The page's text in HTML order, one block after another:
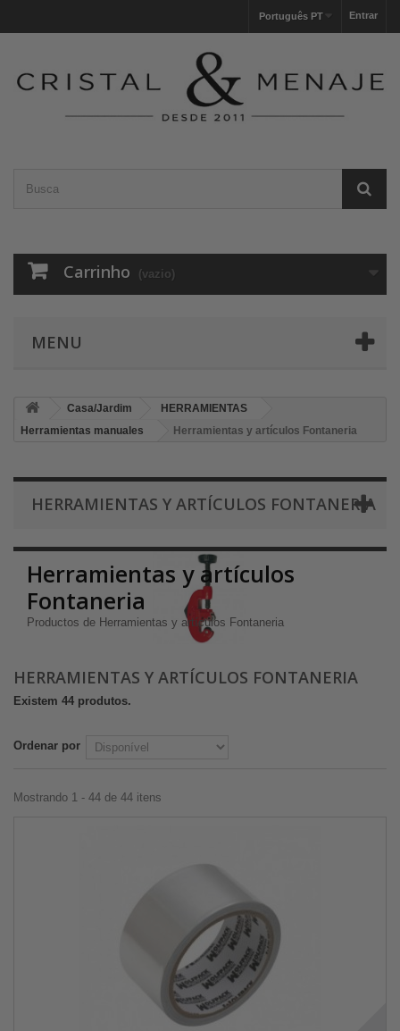
Entrar
Português PT
Carrinho (vazio)
MENU
Casa/Jardim
HERRAMIENTAS
Herramientas manuales
Herramientas y artículos Fontaneria
HERRAMIENTAS Y ARTÍCULOS FONTANERIA
Herramientas y artículos
Fontaneria
Productos de Herramientas y artículos Fontaneria
HERRAMIENTAS Y ARTÍCULOS FONTANERIA
Existem 44 produtos.
Ordenar por
Mostrando 1 - 44 de 44 itens